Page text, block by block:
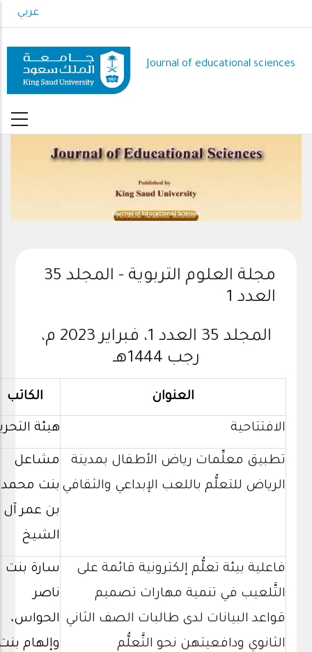
to
content
عربي
Journal of educational sciences
Journal of Educational Sciences
مجلة العلوم التربوية - المجلد 35
العدد 1
المجلد 35 العدد 1، فبراير 2023 م،
رجب 1444هـ
العنوان الكاتب
الافتتاحية هيئة
تطبيق معلِّمات رياض الأطفال بمدينة
الرياض للتعلُّم باللعب الإبداعي والثقافي
مشاعل
بنت محمد
بن عمر آل
الشيخ
فاعلية بيئة تعلُّم إلكترونية قائمة على
التَّلعيب في تنمية مهارات تصميم
قواعد البيانات لدى طالبات الصف الثاني
الثانوي ودافعيتهن نحو التَّعلُّم
سارة بنت
ناصر
الحواس،
وإلهام